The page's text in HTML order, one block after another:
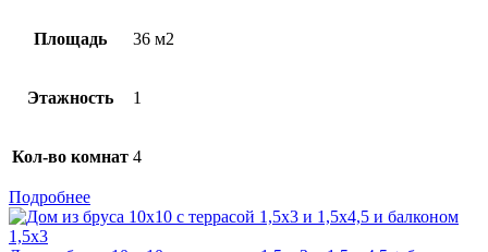
Площадь 36 м2
Этажность 1
Кол-во комнат 4
Подробнее